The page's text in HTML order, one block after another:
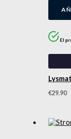
El
€29.90